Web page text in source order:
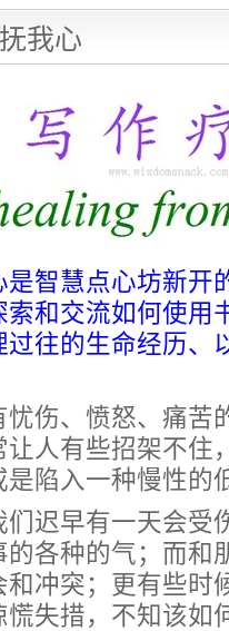
我心
是智慧点心坊新开
索和交流如何使用
过往的生命经历、
忧伤、愤怒、痛苦
让人有些招架不住
是陷入一种慢性的
们迟早有一天会受
的各种的气；而和
和冲突；更有些时
慌失措，不知该如